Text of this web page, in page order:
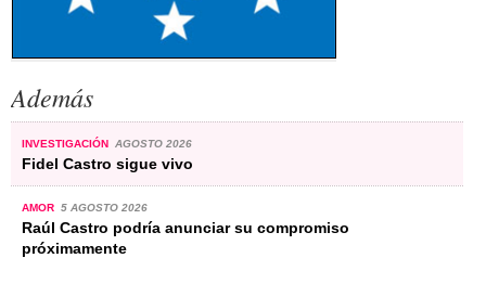
Además
INVESTIGACIÓN AGOSTO 2026
Fidel Castro sigue vivo
AMOR 5 AGOSTO 2026
Raúl Castro podría anunciar su compromiso
próximamente